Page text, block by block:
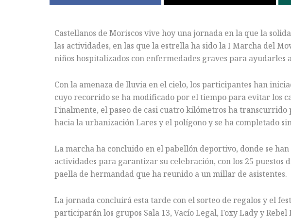
Castellanos de Moriscos vive hoy una jornada en la que la
las actividades, en las que la estrella ha sido la I Marcha del
niños hospitalizados con enfermedades graves para ayudarles
Con la amenaza de lluvia en el cielo, los participantes han
cuyo recorrido se ha modificado por el tiempo para evitar los
Finalmente, el paseo de casi cuatro kilómetros ha
hacia la urbanización Lares y el polígono y se ha completado
La marcha ha concluido en el pabellón deportivo, donde se
actividades para garantizar su celebración, con los 25 puestos
paella de hermandad que ha reunido a un millar de asistentes.
La jornada concluirá esta tarde con el sorteo de regalos y el
participarán los grupos Sala 13, Vacío Legal, Foxy Lady y Rebel